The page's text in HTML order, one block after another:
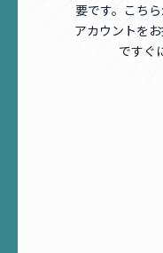
要です。こち
アカウントを
ですぐ